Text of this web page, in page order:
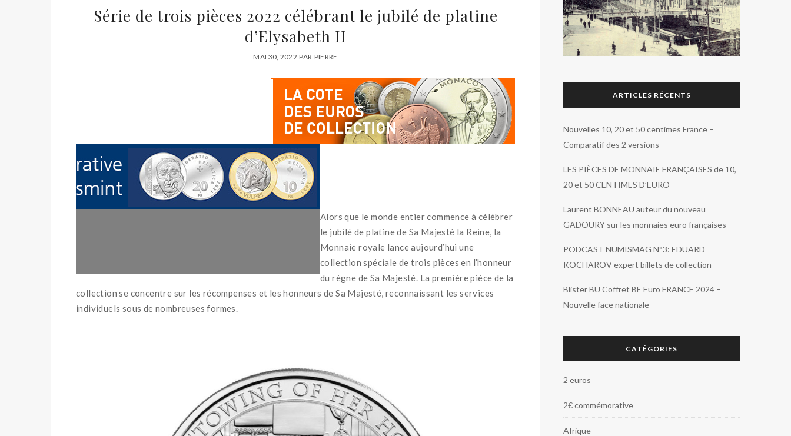
Série de trois pièces 2022 célébrant le jubilé de platine
d’Elysabeth II
MAI 30, 2022 PAR PIERRE
Alors que le monde entier commence à célébrer
le jubilé de platine de Sa Majesté la Reine, la
Monnaie royale lance aujourd’hui une
collection spéciale de trois pièces en l’honneur
du règne de Sa Majesté. La première pièce de la
collection se concentre sur les récompenses et les honneurs de Sa Majesté, reconnaissant les services
individuels sous de nombreuses formes.
ARTICLES RÉCENTS
Nouvelles 10, 20 et 50 centimes France –
Comparatif des 2 versions
LES PIÈCES DE MONNAIE FRANÇAISES de 10,
20 et 50 CENTIMES D’EURO
Laurent BONNEAU auteur du nouveau
GADOURY sur les monnaies euro françaises
PODCAST NUMISMAG N°3: EDUARD
KOCHAROV expert billets de collection
Blister BU Coffret BE Euro FRANCE 2024 –
Nouvelle face nationale
CATÉGORIES
2 euros
2€ commémorative
Afrique